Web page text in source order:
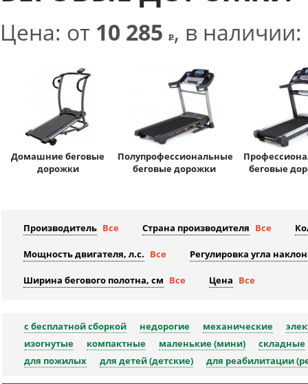
Цена: от 10 285 Р, в наличии:
Домашние беговые
дорожки
Полупрофессиональные
беговые дорожки
беговые
Производитель Все Страна производителя Все
Мощность двигателя, л.с. Все Регулировка угла
Ширина бегового полотна, см Все Цена Все
с бесплатной сборкой недорогие механические
изогнутые
компактные маленькие (мини)
складные
для пожилых
для детей (детские) для реабилитации